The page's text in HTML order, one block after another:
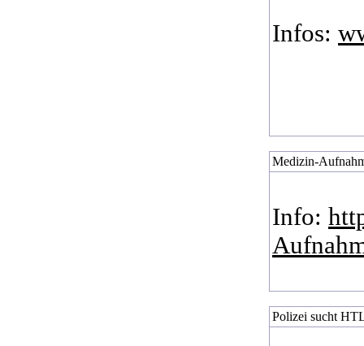
Infos:
Medizin-
Info:
Polizei sucht